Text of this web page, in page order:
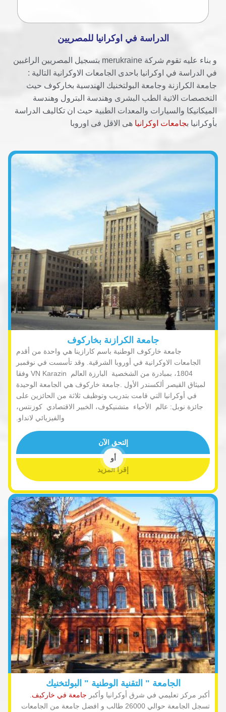
الدراسة في اوكرانيا للمصريين
و بناء عليه تقوم شركة merukraine بتسجيل المصريين الراغبين
في الدراسة في اوكرانيا باحدى الجامعات الاوكرانية التالية :
جامعة الكرازنة وجامعة البولتخنيك الهندسية بخاركوف حيث
التخصصات الاتية الطب البشرى وهندسة البترول وهندسة
الميكانيكا والسيارات والمعدات الطبية حيث ان تكاليف الدراسة
بأوكرانيا بجامعات اوكرانيا هى الاقل فى اوروبا
الجامعة " التقنية الوطنية " البولتخنيك
أكبر مركز تعليمي في شرق أوكرانيا وأكبر جامعة في خاركيف
تسجل الجامعة حوالي 26000 طالب و افضل جامعة من الجامعات
جامعة الكرازنة بخاركوف
جامعة خاركوف الوطنية باسم كارازينا هي واحدة من أقدم
الجامعات الاوكرانية في أوروبا الشرقية. وقد تأسست في نوفمبر
1804، بمبادرة من الشخصية البارزة العالم
VN Karazin وفقا
لميثاق القيصر ألكسندر الأول .جامعة خاركوف هي الجامعة الوحيدة
في أوكرانيا التي قامت بتدريب وتوظيف ثلاثة من الحائزين على
جائزة نوبل: عالم الأحياء متشنيكوف، الخبير الاقتصادي كوزنتس،
والفيزيائي لانداو.
إلتحق الآن
أو
إقرأ المزيد